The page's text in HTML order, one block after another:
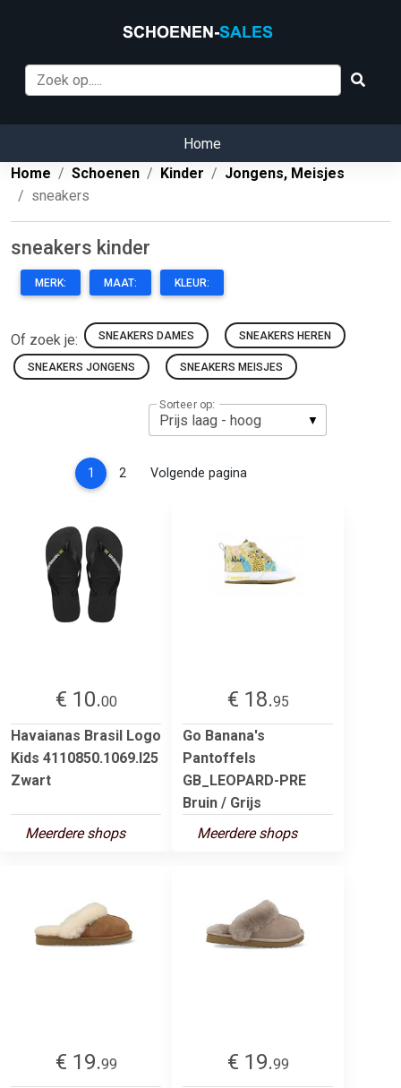
Home
Home
Schoenen Kinder
Jongens, Meisjes
sneakers
sneakers kinder
MERK: MAAT: KLEUR:
Of zoek je: SNEAKERS DAMES SNEAKERS HEREN
SNEAKERS JONGENS SNEAKERS MEISJES
Sorteer op:
1 (current)
2 Volgende pagina
€ 10.00
Havaianas Brasil Logo
Kids 4110850.1069.I25
Zwart
Meerdere shops
€ 18.95
Go Banana's
Pantoffels
GB_LEOPARD-PRE
Bruin / Grijs
Meerdere shops
€ 19.99
€ 19.99